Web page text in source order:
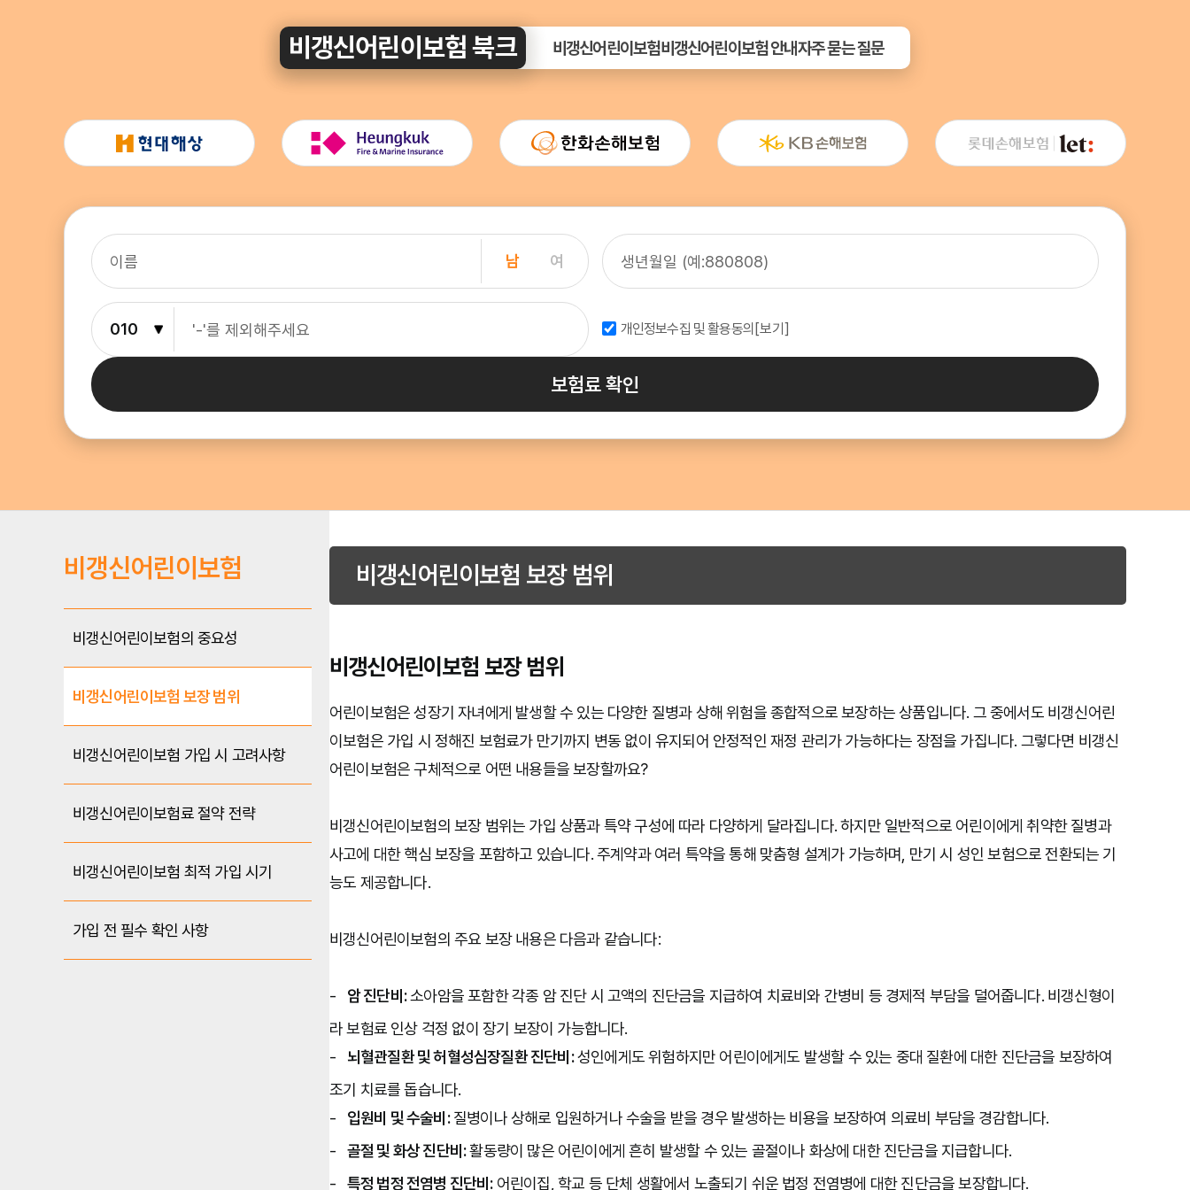
비갱신어린이보험 북크 비갱신어린이보험비갱신어린이보험 안내자주 묻는 질문
남 여
개인정보수집 및 활용동의 [보기]
보험료 확인
비갱신어린이보험
비갱신어린이보험의 중요성
비갱신어린이보험 보장 범위
비갱신어린이보험 가입 시 고려사항
비갱신어린이보험료 절약 전략
비갱신어린이보험 최적 가입 시기
가입 전 필수 확인 사항
비갱신어린이보험 보장 범위
비갱신어린이보험 보장 범위
어린이보험은 성장기 자녀에게 발생할 수 있는 다양한 질병과 상해 위험을 종합적으로 보장하는 상품입니다. 그 중에서도 비갱신어린
이보험은 가입 시 정해진 보험료가 만기까지 변동 없이 유지되어 안정적인 재정 관리가 가능하다는 장점을 가집니다. 그렇다면 비갱신
어린이보험은 구체적으로 어떤 내용들을 보장할까요?
비갱신어린이보험의 보장 범위는 가입 상품과 특약 구성에 따라 다양하게 달라집니다. 하지만 일반적으로 어린이에게 취약한 질병과
사고에 대한 핵심 보장을 포함하고 있습니다. 주계약과 여러 특약을 통해 맞춤형 설계가 가능하며, 만기 시 성인 보험으로 전환되는 기
능도 제공합니다.
비갱신어린이보험의 주요 보장 내용은 다음과 같습니다:
- 암 진단비: 소아암을 포함한 각종 암 진단 시 고액의 진단금을 지급하여 치료비와 간병비 등 경제적 부담을 덜어줍니다. 비갱신형이
라 보험료 인상 걱정 없이 장기 보장이 가능합니다.
- 뇌혈관질환 및 허혈성심장질환 진단비: 성인에게도 위험하지만 어린이에게도 발생할 수 있는 중대 질환에 대한 진단금을 보장하여
조기 치료를 돕습니다.
- 입원비 및 수술비: 질병이나 상해로 입원하거나 수술을 받을 경우 발생하는 비용을 보장하여 의료비 부담을 경감합니다.
- 골절 및 화상 진단비: 활동량이 많은 어린이에게 흔히 발생할 수 있는 골절이나 화상에 대한 진단금을 지급합니다.
- 특정 법정 전염병 진단비: 어린이집, 학교 등 단체 생활에서 노출되기 쉬운 법정 전염병에 대한 진단금을 보장합니다.